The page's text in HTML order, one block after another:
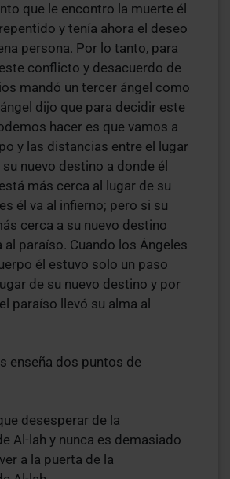
que le encontro la muerte él
y tenía ahora el deseo
persona. Por lo tanto, para
conflicto y desacuerdo de
mandó un tercer ángel como
dijo que para decidir este
hacer es que vamos a
y las distancias entre el lugar
nuevo destino a donde él
más cerca al lugar de su
él va al infierno; pero si su
cerca a su nuevo destino
al paraíso. Cuando los Ángeles
él estuvo solo un paso
de su nuevo destino y por
paraíso llevó su alma al
enseña dos puntos de
desesperar de la
Al-lah y nunca es demasiado
a la puerta de la